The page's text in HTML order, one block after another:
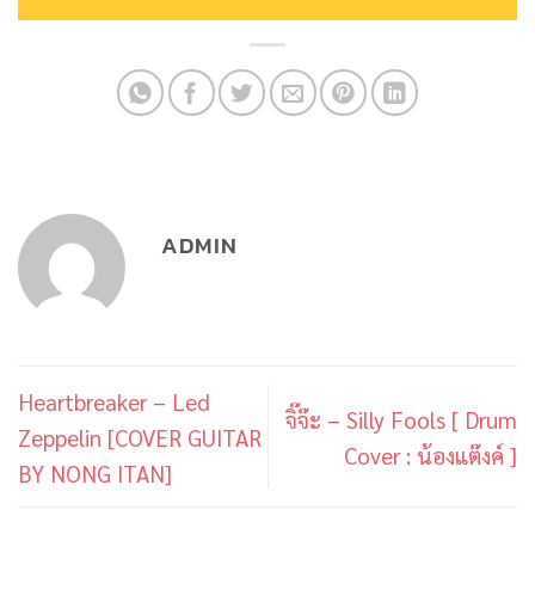
ADMIN
Heartbreaker – Led
Zeppelin [COVER GUITAR
BY NONG ITAN]
จิ๊จ๊ะ – Silly Fools [ Drum
Cover : น้องแต๊งค์ ]